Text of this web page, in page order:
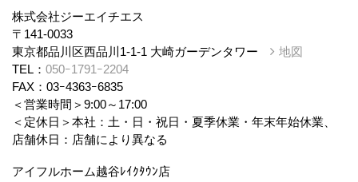
株式会社ジーエイチエス
〒141-0033
東京都品川区西品川1-1-1 大崎ガーデンタワー
地図
TEL： 050ｰ1791ｰ2204
FAX：03ｰ4363ｰ6835
＜営業時間＞9:00～17:00
＜定休日＞本社：土・日・祝日・夏季休業・年末年始休業、
店舗休日：店舗により異なる
アイフルホーム越谷ﾚｲｸﾀｳﾝ店